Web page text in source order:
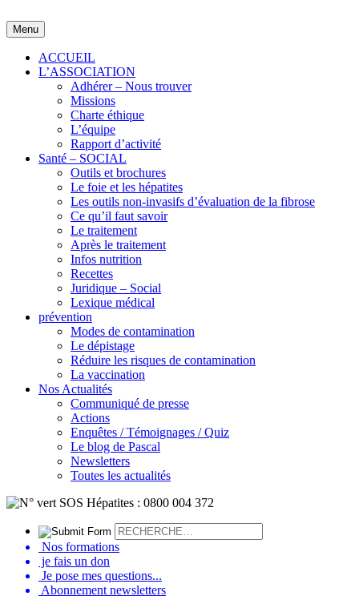
to
content
Menu
ACCUEIL
L’ASSOCIATION
Adhérer – Nous trouver
Missions
Charte éthique
L’équipe
Rapport d’activité
Santé – SOCIAL
Outils et brochures
Le foie et les hépatites
Les outils non-invasifs d’évaluation de la fibrose
Ce qu’il faut savoir
Le traitement
Après le traitement
Infos nutrition
Recettes
Juridique – Social
Lexique médical
prévention
Modes de contamination
Le dépistage
Réduire les risques de contamination
La vaccination
Nos Actualités
Communiqué de presse
Actions
Enquêtes / Témoignages / Quiz
Le blog de Pascal
Newsletters
Toutes les actualités
Nos formations
je fais un don
Je pose mes questions...
Abonnement newsletters